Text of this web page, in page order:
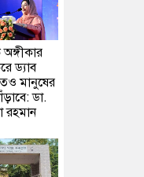
ড্যাব
মানুষের
ডা.
রহমান